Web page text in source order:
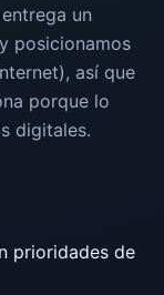
un
posicionamos
así que
porque lo
digitales.
prioridades de